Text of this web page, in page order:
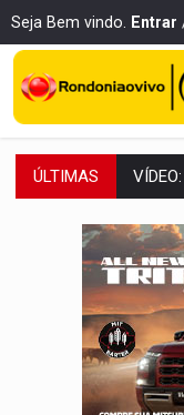
Seja Bem vindo. Entrar
ÚLTIMAS
A